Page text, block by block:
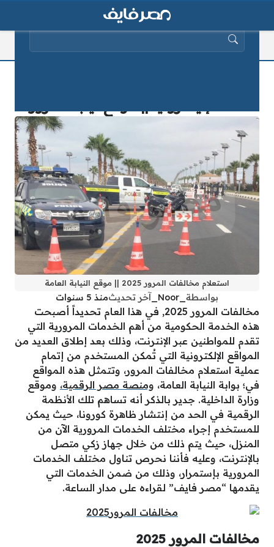
استعلام مخالفات المرور 2025 || موقع النيابة العامة
بواسطة آخر تحديثمنذ 5 سنوات
مخالفات المرور 2025, في هذا العام تحديداً أصبحت
هذه الخدمة الحكومية من أهم الخدمات المرورية التي
تقدم للمواطنين عبر الإنترنت، وذلك بعد إطلاق العديد من
المواقع الإلكترونية التي تُمكن المستخدم من إتمام
عملية استعلام مخالفات المرور، وتتمثل هذه المواقع
في؛ بوابة النيابة العامة، ومنصة مصر الرقمية، وموقع
وزارة الداخلية. جدير بالذكر أنه تساهم تلك الأنظمة
الرقمية في الحد من إنتشار ظاهرة كورونا، حيث يمكن
للمستخدم إجراء مختلف الخدمات المرورية الآن من
المنزل، حيث يتم ذلك من خلال جهاز زكي متصل
بالإنترنت، وعليه فأننا نحرص تناول مختلف الخدمات
المرورية بإستمرار، وذلك من ضمن الخدمات التي
يقدمها “مصر فايف” لقراءه على مدار الساعة.
مخالفات المرور 2025
البحث عن: